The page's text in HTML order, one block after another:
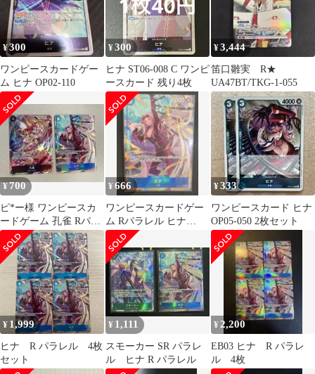
¥300
ワンピースカードゲー
ム ヒナ OP02-110
¥300
ヒナ ST06-008 C ワンピ
ースカード 残り4枚
¥3,444
笛口雛実 R★
UA47BT/TKG-1-055
¥700
ピ*ー様 ワンピースカ
ードゲーム 孔雀 Rパラ
レル ヒナ Rパラレル
¥666
ワンピースカードゲー
ム Rパラレル ヒナ
EB03-025
¥333
ワンピースカード ヒナ
OP05-050 2枚セット
¥ 1,999
ヒナ R パラレル 4枚
セット
¥ 1,111
スモーカー SR パラレ
ル ヒナ R パラレル
¥ 2,200
EB03 ヒナ R パラレ
ル 4枚